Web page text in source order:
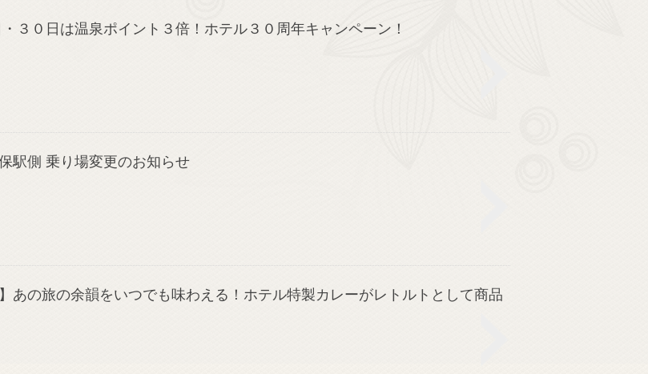
３０日は温泉ポイント３倍！ホテル３０周年キャンペーン！
駅側 乗り場変更のお知らせ
あの旅の余韻をいつでも味わえる！ホテル特製カレーがレトルトとして商品